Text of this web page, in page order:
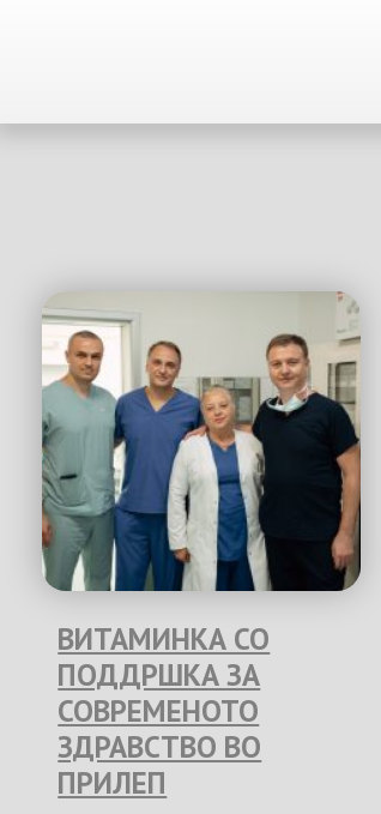
ВИТАМИНКА СО
ПОДДРШКА ЗА
СОВРЕМЕНОТО
ЗДРАВСТВО ВО
ПРИЛЕП